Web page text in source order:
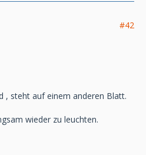
#42
, steht auf einem anderen Blatt.
wieder zu leuchten.